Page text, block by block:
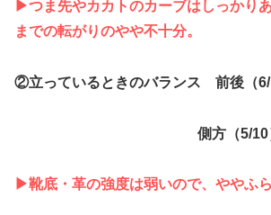
▶︎つま先やカカトのカーブはしっかり
までの転がりのやや不十分。
②立っているときのバランス 前後（6/
側方（5/10
▶︎靴底・革の強度は弱いので、ややふら